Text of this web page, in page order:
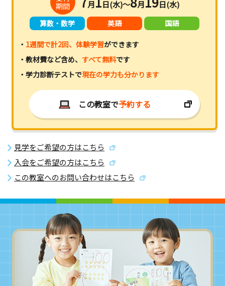
期間
月 日(水)～ 月 日(水)
算数・数学 英語 国語
・ 1週間で計2回、体験学習ができます
・教材費など含め、 すべて無料です
・学力診断テストで現在の学力も分かります
この教室で予約する
見学をご希望の方はこちら
入会をご希望の方はこちら
この教室へのお問い合わせはこちら